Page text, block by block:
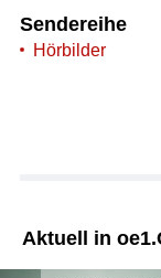
Sendereihe
Hörbilder
Aktuell in